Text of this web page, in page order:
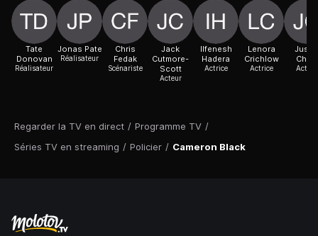
Regarder la TV en direct / Programme TV /
Séries TV en streaming / Policier / Cameron Black
Tate
Donovan
Réalisateur
Jonas Pate
Réalisateur
Chris
Fedak
Scénariste
Jack
Cutmore-
Scott
Acteur
Ilfenesh
Hadera
Actrice
Lenora
Crichlow
Actrice
Justin
Chon
Acteur